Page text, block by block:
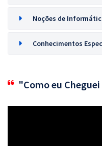
Noções de
Conhecimentos
"Como eu